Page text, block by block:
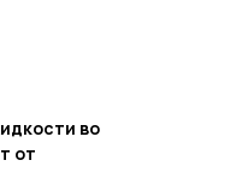
во
от